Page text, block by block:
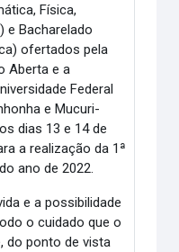
Física,
e Bacharelado
ofertados pela
Aberta e a
Federal
e Mucuri-
dias 13 e 14 de
a realização da 1ª
ano de 2022.
e a possibilidade
o cuidado que o
do ponto de vista